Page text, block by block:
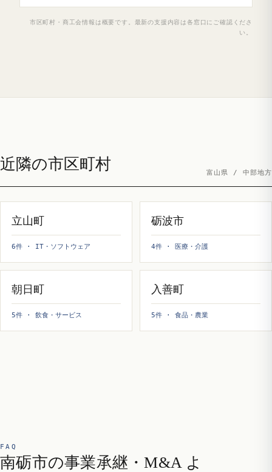
市区町村・商工会情報は概要です。最新の支援内容は各窓口にご確認くださ
い。
近隣の市区町村 富山県 / 中部地方
立山町
6件 · IT・ソフトウェア
砺波市
4件 · 医療・介護
朝日町
5件 · 飲食・サービス
入善町
5件 · 食品・農業
FAQ
南砺市の事業承継・M&A よ